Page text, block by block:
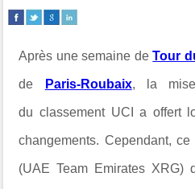
Après une semaine deTour
de Paris-Roubaix, la mise
du classement UCI a offert
changements. Cependant,
(UAE Team Emirates XRG)